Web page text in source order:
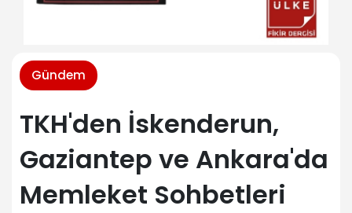
Gündem
TKH'den İskenderun,
Gaziantep ve Ankara'da
Memleket Sohbetleri